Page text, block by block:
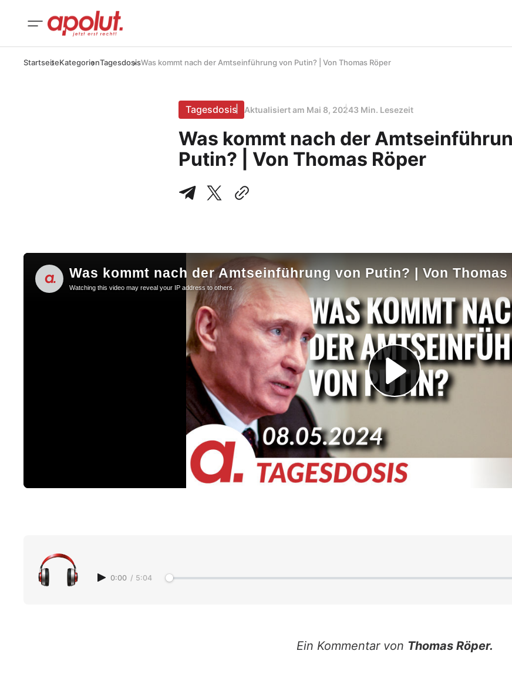
StartseiteKategorienTagesdosisWas kommt nach der Amtseinführung von Putin? | Von Thomas Röper
Tagesdosis Aktualisiert am Mai 8, 20243 Min. Lesezeit
Was kommt nach der
Putin? | Von Thomas Röper
0:00 / 5:04
Ein Kommentar von Thomas Röper.